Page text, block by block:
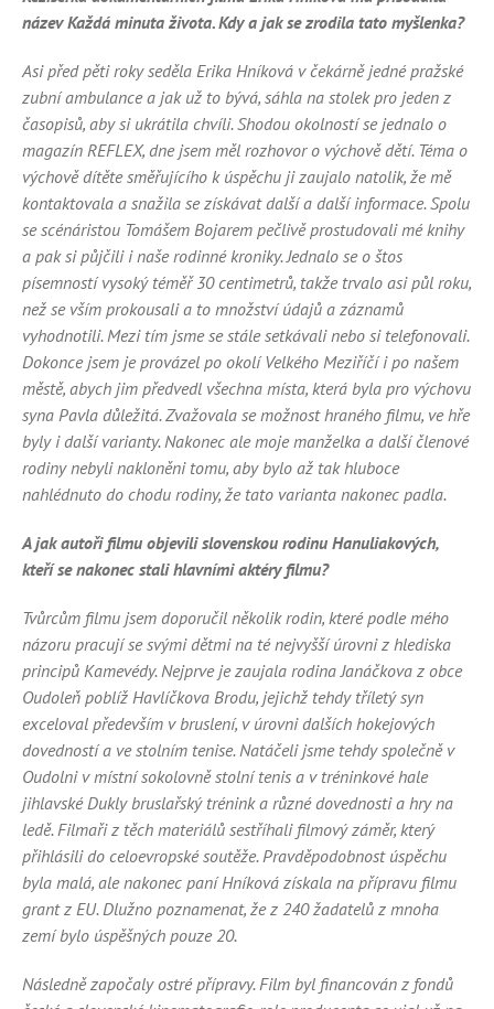
název Každá minuta života. Kdy a jak se zrodila tato myšlenka?
Asi před pěti roky seděla Erika Hníková v čekárně jedné pražské
zubní ambulance a jak už to bývá, sáhla na stolek pro jeden z
časopisů, aby si ukrátila chvíli. Shodou okolností se jednalo o
magazín REFLEX, dne jsem měl rozhovor o výchově dětí. Téma o
výchově dítěte směřujícího k úspěchu ji zaujalo natolik, že mě
kontaktovala a snažila se získávat další a další informace. Spolu
se scénáristou Tomášem Bojarem pečlivě prostudovali mé knihy
a pak si půjčili i naše rodinné kroniky. Jednalo se o štos
písemností vysoký téměř 30 centimetrů, takže trvalo asi půl roku,
než se vším prokousali a to množství údajů a záznamů
vyhodnotili. Mezi tím jsme se stále setkávali nebo si telefonovali.
Dokonce jsem je provázel po okolí Velkého Meziříčí i po našem
městě, abych jim předvedl všechna místa, která byla pro výchovu
syna Pavla důležitá. Zvažovala se možnost hraného filmu, ve hře
byly i další varianty. Nakonec ale moje manželka a další členové
rodiny nebyli nakloněni tomu, aby bylo až tak hluboce
nahlédnuto do chodu rodiny, že tato varianta nakonec padla.
A jak autoři filmu objevili slovenskou rodinu Hanuliakových,
kteří se nakonec stali hlavními aktéry filmu?
Tvůrcům filmu jsem doporučil několik rodin, které podle mého
názoru pracují se svými dětmi na té nejvyšší úrovni z hlediska
principů Kamevédy. Nejprve je zaujala rodina Janáčkova z obce
Oudoleň poblíž Havlíčkova Brodu, jejichž tehdy tříletý syn
exceloval především v bruslení, v úrovni dalších hokejových
dovedností a ve stolním tenise. Natáčeli jsme tehdy společně v
Oudolni v místní sokolovně stolní tenis a v tréninkové hale
jihlavské Dukly bruslařský trénink a různé dovednosti a hry na
ledě. Filmaři z těch materiálů sestříhali filmový záměr, který
přihlásili do celoevropské soutěže. Pravděpodobnost úspěchu
byla malá, ale nakonec paní Hníková získala na přípravu filmu
grant z EU. Dlužno poznamenat, že z 240 žadatelů z mnoha
zemí bylo úspěšných pouze 20.
Následně započaly ostré přípravy. Film byl financován z fondů